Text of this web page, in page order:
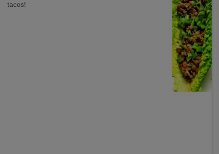
tacos!